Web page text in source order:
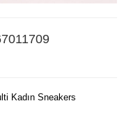
Kadın Sneakers